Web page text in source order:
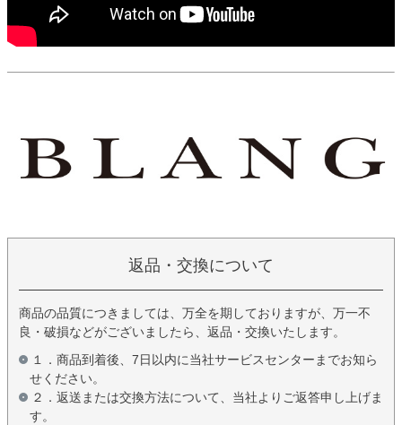
返品・交換について
商品の品質につきましては、万全を期しておりますが、万一不
良・破損などがございましたら、返品・交換いたします。
１．商品到着後、7日以内に当社サービスセンターまでお知ら
せください。
２．返送または交換方法について、当社よりご返答申し上げま
す。